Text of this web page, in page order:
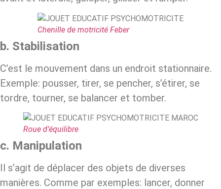
Chenille de motricité Feber
b. Stabilisation
C’est le mouvement dans un endroit stationnaire.
Exemple: pousser, tirer, se pencher, s’étirer, se
tordre, tourner, se balancer et tomber.
Roue d’équilibre
c. Manipulation
Il s’agit de déplacer des objets de diverses
manières. Comme par exemples: lancer, donner